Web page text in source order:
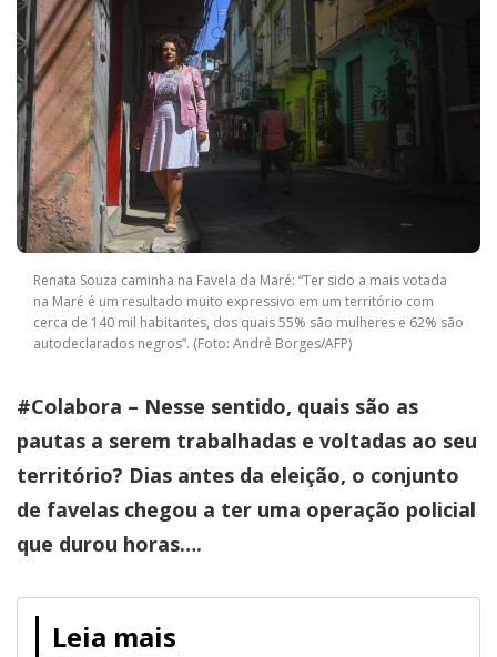
Renata Souza caminha na Favela da Maré: “Ter sido a mais votada
na Maré é um resultado muito expressivo em um território com
cerca de 140 mil habitantes, dos quais 55% são mulheres e 62% são
autodeclarados negros”. (Foto: André Borges/AFP)
#Colabora – Nesse sentido, quais são as
pautas a serem trabalhadas e voltadas ao seu
território? Dias antes da eleição, o conjunto
de favelas chegou a ter uma operação policial
que durou horas….
Leia mais